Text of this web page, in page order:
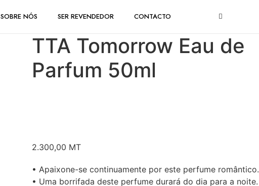
SOBRE NÓS SER REVENDEDOR CONTACTO
TTA Tomorrow Eau de
Parfum 50ml
2.300,00 MT
• Apaixone-se continuamente por este perfume romântico.
• Uma borrifada deste perfume durará do dia para a noite.